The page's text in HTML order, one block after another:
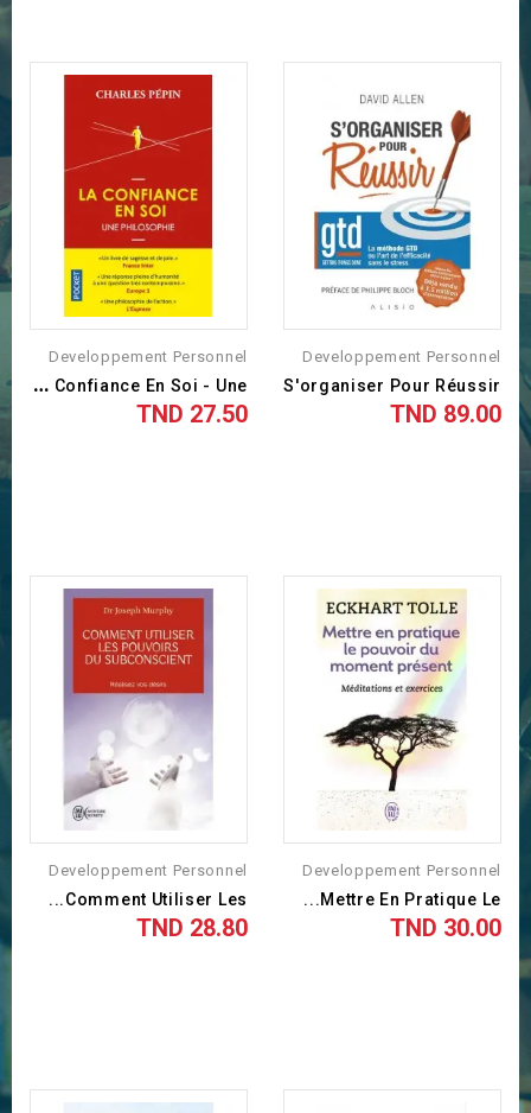
Developpement Personnel
L
A Confiance En Soi - Une...
السعر
27.50 TND
Developpement Personnel
S'organiser Pour Réussir
السعر
89.00 TND
Developpement Personnel
Comment Utiliser Les...
السعر
28.80 TND
Developpement Personnel
Mettre En Pratique Le...
السعر
30.00 TND